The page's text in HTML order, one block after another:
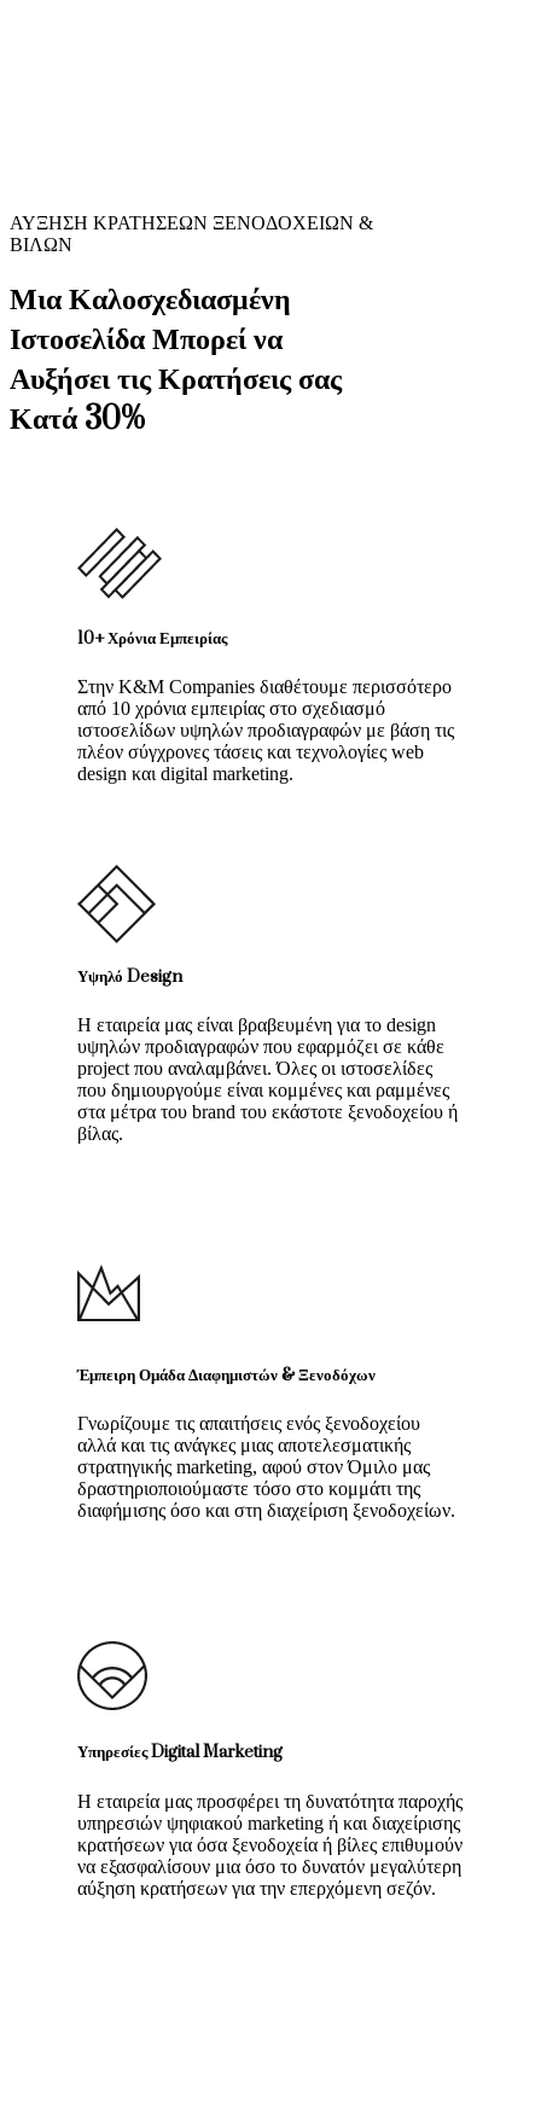
ΑΥΞΗΣΗ ΚΡΑΤΗΣΕΩΝ ΞΕΝΟΔΟΧΕΙΩΝ &
ΒΙΛΩΝ
Μια Καλοσχεδιασμένη
Ιστοσελίδα Μπορεί να
Αυξήσει τις Κρατήσεις σας
Κατά 30%
10+ Χρόνια Εμπειρίας
Στην K&M Companies διαθέτουμε περισσότερο
από 10 χρόνια εμπειρίας στο σχεδιασμό
ιστοσελίδων υψηλών προδιαγραφών με βάση τις
πλέον σύγχρονες τάσεις και τεχνολογίες web
design και digital marketing.
Υψηλό Design
Η εταιρεία μας είναι βραβευμένη για το design
υψηλών προδιαγραφών που εφαρμόζει σε κάθε
project που αναλαμβάνει. Όλες οι ιστοσελίδες
που δημιουργούμε είναι κομμένες και ραμμένες
στα μέτρα του brand του εκάστοτε ξενοδοχείου ή
βίλας.
Έμπειρη Ομάδα Διαφημιστών & Ξενοδόχων
Γνωρίζουμε τις απαιτήσεις ενός ξενοδοχείου
αλλά και τις ανάγκες μιας αποτελεσματικής
στρατηγικής marketing, αφού στον Όμιλο μας
δραστηριοποιούμαστε τόσο στο κομμάτι της
διαφήμισης όσο και στη διαχείριση ξενοδοχείων.
Υπηρεσίες Digital Marketing
Η εταιρεία μας προσφέρει τη δυνατότητα παροχής
υπηρεσιών ψηφιακού marketing ή και διαχείρισης
κρατήσεων για όσα ξενοδοχεία ή βίλες επιθυμούν
να εξασφαλίσουν μια όσο το δυνατόν μεγαλύτερη
αύξηση κρατήσεων για την επερχόμενη σεζόν.